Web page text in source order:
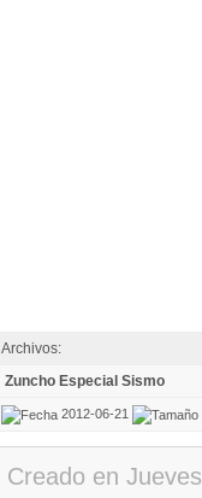
Archivos:
Zuncho Especial Sismo
2012-06-21
Creado en